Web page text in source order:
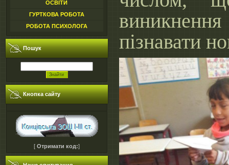
ОСВІТИ
ГУРТКОВА РОБОТА
РОБОТА ПСИХОЛОГА
Пошук
Кнопка сайту
[ Отримати код:]
пізнавати